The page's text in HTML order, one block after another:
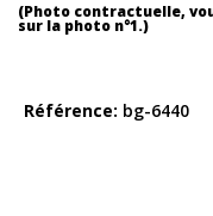
(Photo contractuelle,
sur la photo n°1.)
Référence bg-6440